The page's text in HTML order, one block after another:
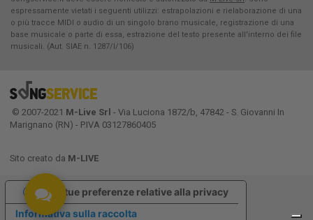
espressamente vietati i seguenti utilizzi: estrapolazioni e rielaborazione di una
o più tracce MIDI o audio di un singolo brano musicale, registrazione di una
base musicale o parte di essa, estrazione del testo presente all'interno dei file
musicali. (Aut. SIAE n. 1287/I/106)
© 2007-2021 M-Live Srl - Via Luciona 1872/b, 47842 - S. Giovanni In
Marignano (RN) - P.IVA 03127860405
Sito creato da M-LIVE
Informativa sulla raccolta
Le tue preferenze relative alla privacy